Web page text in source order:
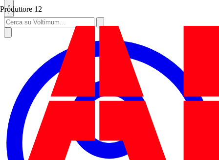
Produttore 12